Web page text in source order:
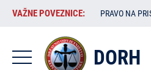
Skoči
sadržaj
VAŽNE
POVEZNICE:
VAŽNE POVEZNICE: PRAVO NA
DORH